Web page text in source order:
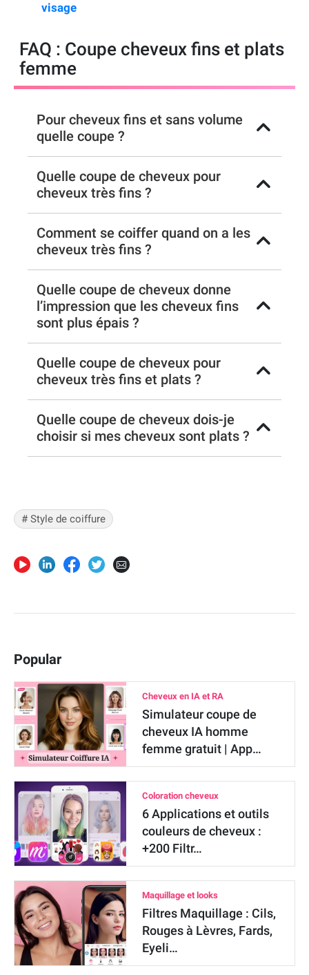
visage
FAQ : Coupe cheveux fins et plats
femme
Pour cheveux fins et sans volume
quelle coupe ?
Quelle coupe de cheveux pour
cheveux très fins ?
Comment se coiffer quand on a les
cheveux très fins ?
Quelle coupe de cheveux donne
l’impression que les cheveux fins
sont plus épais ?
Quelle coupe de cheveux pour
cheveux très fins et plats ?
Quelle coupe de cheveux dois-je
choisir si mes cheveux sont plats ?
# Style de coiffure
Popular
Cheveux en IA et RA
Simulateur coupe de
cheveux IA homme
femme gratuit | App…
Coloration cheveux
6 Applications et outils
couleurs de cheveux :
+200 Filtr…
Maquillage et looks
Filtres Maquillage : Cils,
Rouges à Lèvres, Fards,
Eyeli…